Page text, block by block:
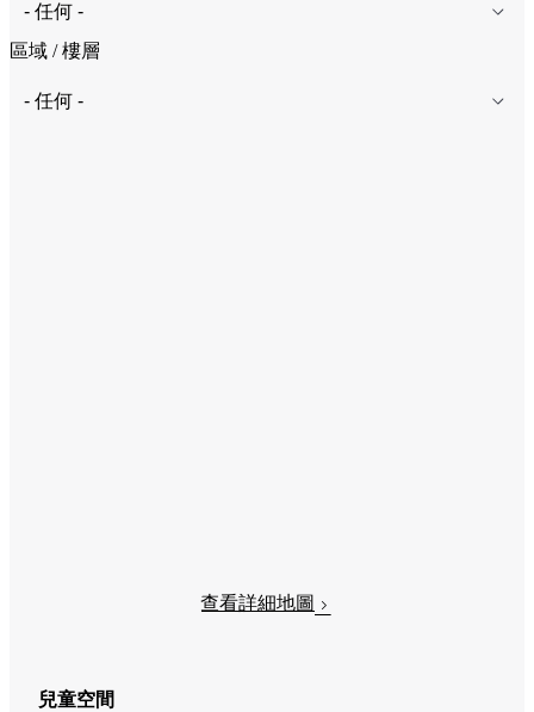
區域 / 樓層
查看詳細地圖
兒童空間